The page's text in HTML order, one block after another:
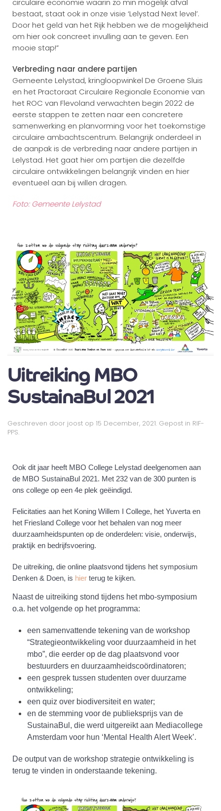
circulaire economie waarin zo min mogelijk afval
bestaat, staat ook in onze visie ‘Lelystad Next level’.
Door het geld van het Rijk hebben we de mogelijkheid
om hier ook concreet invulling aan te geven. Een
mooie stap!”
Verbreding naar andere partijen
Gemeente Lelystad, kringloopwinkel De Groene Sluis
en het Practoraat Circulaire Regionale Economie van
het ROC van Flevoland verwachten begin 2022 de
eerste stappen te zetten naar een concretere
samenwerking en planvorming voor het toekomstige
circulaire ambachtscentrum. Belangrijk onderdeel in
de aanpak is de verbreding naar andere partijen in
Lelystad. Het gaat hier om partijen die dezelfde
circulaire ontwikkelingen belangrijk vinden en hier
eventueel aan bij willen dragen.
Foto: Gemeente Lelystad
Uitreiking MBO
SustainaBul 2021
Geschreven door joost op 15 December, 2021. Gepost in RIF-
PPS.
Ook dit jaar heeft MBO College Lelystad deelgenomen aan
de MBO SustainaBul 2021. Met 232 van de 300 punten is
ons college op een 4e plek geëindigd.
Felicitaties aan het Koning Willem I College, het Yuverta en
het Friesland College voor het behalen van nog meer
duurzaamheidspunten op de onderdelen: visie, onderwijs,
praktijk en bedrijfsvoering.
De uitreiking, die online plaatsvond tijdens het symposium
Denken & Doen, is hier terug te kijken.
Naast de uitreiking stond tijdens het mbo-symposium
o.a. het volgende op het programma:
een samenvattende tekening van de workshop
“Strategieontwikkeling voor duurzaamheid in het
mbo”, die eerder op de dag plaatsvond voor
bestuurders en duurzaamheidscoördinatoren;
een gesprek tussen studenten over duurzame
ontwikkeling;
een quiz over biodiversiteit en water;
en de stemming voor de publieksprijs van de
SustainaBul, die werd uitgereikt aan Mediacollege
Amsterdam voor hun ‘Mental Health Alert Week’.
De output van de workshop strategie ontwikkeling is
terug te vinden in onderstaande tekening.